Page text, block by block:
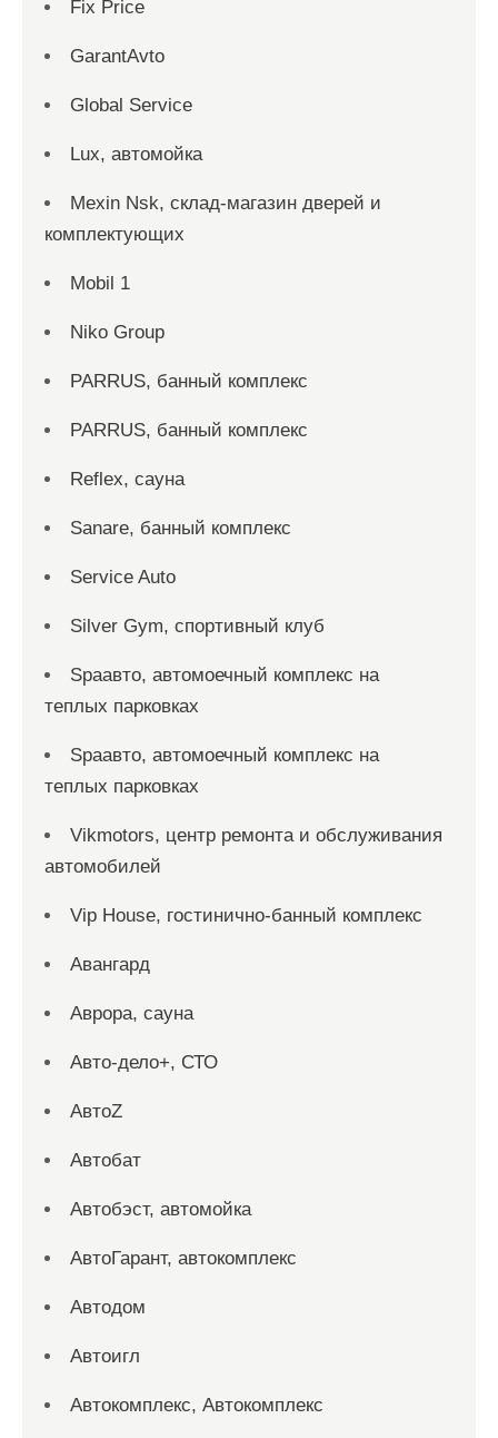
Fix Price
GarantAvto
Global Service
Lux, автомойка
Mexin Nsk, склад-магазин дверей и
комплектующих
Mobil 1
Niko Group
PARRUS, банный комплекс
PARRUS, банный комплекс
Reflex, сауна
Sanare, банный комплекс
Service Auto
Silver Gym, спортивный клуб
Spaавто, автомоечный комплекс на
теплых парковках
Spaавто, автомоечный комплекс на
теплых парковках
Vikmotors, центр ремонта и обслуживания
автомобилей
Vip House, гостинично-банный комплекс
Авангард
Аврора, сауна
Авто-дело+, СТО
АвтоZ
Автобат
Автобэст, автомойка
АвтоГарант, автокомплекс
Автодом
Автоигл
Автокомплекс, Автокомплекс